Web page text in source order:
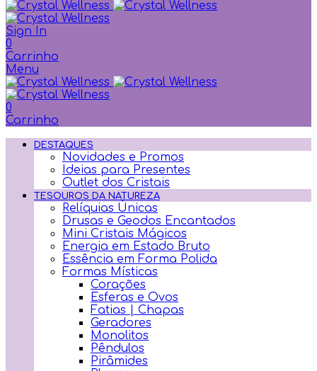
Sign In
0
Carrinho
Menu
0
Carrinho
DESTAQUES
Novidades e Promos
Ideias para Presentes
Outlet dos Cristais
TESOUROS DA NATUREZA
Relíquias Únicas
Drusas e Geodos Encantados
Mini Cristais Mágicos
Energia em Estado Bruto
Essência em Forma Polida
Formas Místicas
Corações
Esferas e Ovos
Fatias | Chapas
Geradores
Monolitos
Pêndulos
Pirâmides